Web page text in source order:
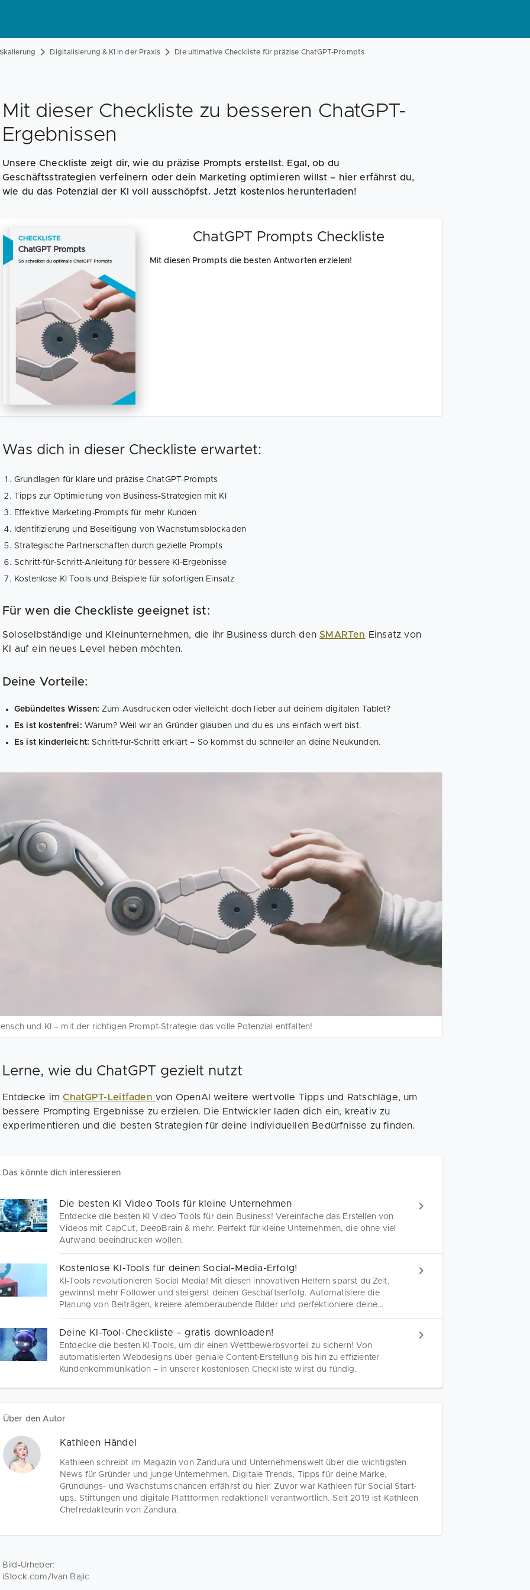
Digitalisierung & KI in der Praxis Die ultimative Checkliste für präzise ChatGPT-Prompts
Mit dieser Checkliste zu besseren ChatGPT-
Ergebnissen
Unsere Checkliste zeigt dir, wie du präzise Prompts erstellst. Egal, ob du
Geschäftsstrategien verfeinern oder dein Marketing optimieren willst – hier erfährst du,
wie du das Potenzial der KI voll ausschöpfst. Jetzt kostenlos herunterladen!
ChatGPT Prompts Checkliste
Mit diesen Prompts die besten Antworten erzielen!
Was dich in dieser Checkliste erwartet:
Grundlagen für klare und präzise ChatGPT-Prompts
Tipps zur Optimierung von Business-Strategien mit KI
Effektive Marketing-Prompts für mehr Kunden
Identifizierung und Beseitigung von Wachstumsblockaden
Strategische Partnerschaften durch gezielte Prompts
Schritt-für-Schritt-Anleitung für bessere KI-Ergebnisse
Kostenlose KI Tools und Beispiele für sofortigen Einsatz
Für wen die Checkliste geeignet ist:
Soloselbständige und Kleinunternehmen, die ihr Business durch denSMARTen Einsatz von
KI auf ein neues Level heben möchten.
Deine Vorteile:
Gebündeltes Wissen: Zum Ausdrucken oder vielleicht doch lieber auf deinem digitalen Tablet?
Es ist kostenfrei: Warum? Weil wir an Gründer glauben und du es uns einfach wert bist.
Es ist kinderleicht:Schritt-für-Schritt erklärt – So kommst du schneller an deine Neukunden.
und KI – mit der richtigen Prompt-Strategie das volle Potenzial entfalten!
Lerne, wie du ChatGPT gezielt nutzt
Entdecke imChatGPT-Leitfadenvon OpenAI weitere wertvolle Tipps und Ratschläge, um
bessere Prompting Ergebnisse zu erzielen. Die Entwickler laden dich ein, kreativ zu
experimentieren und die besten Strategien für deine individuellen Bedürfnisse zu finden.
Das könnte dich interessieren
Die besten KI Video Tools für kleine Unternehmen
Entdecke die besten KI Video Tools für dein Business! Vereinfache das Erstellen von
Videos mit CapCut, DeepBrain & mehr. Perfekt für kleine Unternehmen, die ohne viel
Aufwand beeindrucken wollen.
Kostenlose KI-Tools für deinen Social-Media-Erfolg!
KI-Tools revolutionieren Social Media! Mit diesen innovativen Helfern sparst du Zeit,
gewinnst mehr Follower und steigerst deinen Geschäftserfolg. Automatisiere die
Planung von Beiträgen, kreiere atemberaubende Bilder und perfektioniere deine
Posts.
Deine KI-Tool-Checkliste – gratis downloaden!
Entdecke die besten KI-Tools, um dir einen Wettbewerbsvorteil zu sichern! Von
automatisierten Webdesigns über geniale Content-Erstellung bis hin zu effizienter
Kundenkommunikation – in unserer kostenlosen Checkliste wirst du fündig.
Über den Autor
Kathleen Händel
Kathleen schreibt im Magazin von Zandura und Unternehmenswelt über die wichtigsten
News für Gründer und junge Unternehmen. Digitale Trends, Tipps für deine Marke,
Gründungs- und Wachstumschancen erfährst du hier. Zuvor war Kathleen für Social Start-
ups, Stiftungen und digitale Plattformen redaktionell verantwortlich. Seit 2019 ist Kathleen
Chefredakteurin von Zandura.
Bild-Urheber:
iStock.com/Ivan Bajic